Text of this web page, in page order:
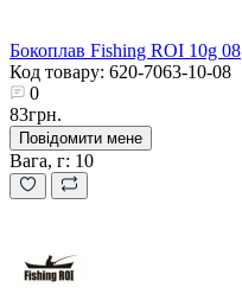
Бокоплав Fishing ROI 10g 08
Код товару: 620-7063-10-08
0
83грн.
Повідомити мене
Вага, г: 10